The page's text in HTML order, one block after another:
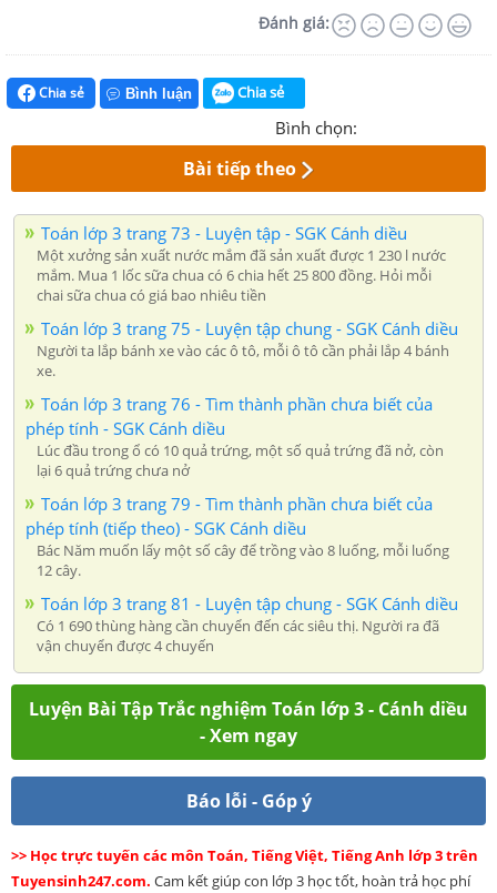
Đánh giá:
Chia sẻ Bình luận Chia sẻ
Bình chọn:
Bài tiếp theo
Toán lớp 3 trang 73 - Luyện tập - SGK Cánh diều
Một xưởng sản xuất nước mắm đã sản xuất được 1 230 l nước
mắm. Mua 1 lốc sữa chua có 6 chia hết 25 800 đồng. Hỏi mỗi
chai sữa chua có giá bao nhiêu tiền
Toán lớp 3 trang 75 - Luyện tập chung - SGK Cánh diều
Người ta lắp bánh xe vào các ô tô, mỗi ô tô cần phải lắp 4 bánh
xe.
Toán lớp 3 trang 76 - Tìm thành phần chưa biết của
phép tính - SGK Cánh diều
Lúc đầu trong ổ có 10 quả trứng, một số quả trứng đã nở, còn
lại 6 quả trứng chưa nở
Toán lớp 3 trang 79 - Tìm thành phần chưa biết của
phép tính (tiếp theo) - SGK Cánh diều
Bác Năm muốn lấy một số cây để trồng vào 8 luống, mỗi luống
12 cây.
Toán lớp 3 trang 81 - Luyện tập chung - SGK Cánh diều
Có 1 690 thùng hàng cần chuyển đến các siêu thị. Người ra đã
vận chuyển được 4 chuyến
Luyện Bài Tập Trắc nghiệm Toán lớp 3 - Cánh diều
- Xem ngay
Báo lỗi - Góp ý
>> Học trực tuyến các môn Toán, Tiếng Việt, Tiếng Anh lớp 3 trên
Tuyensinh247.com. Cam kết giúp con lớp 3 học tốt, hoàn trả học phí